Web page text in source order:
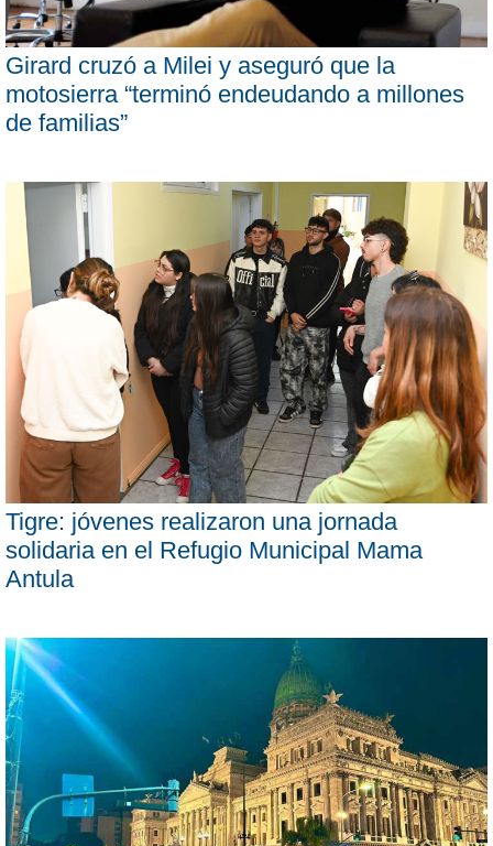
Girard cruzó a Milei y aseguró que la
motosierra “terminó endeudando a millones
de familias”
Tigre: jóvenes realizaron una jornada
solidaria en el Refugio Municipal Mama
Antula